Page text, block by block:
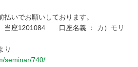
いでお願いしております。
座1201084 口座名義 ： カ）モリ
り
seminar/740/